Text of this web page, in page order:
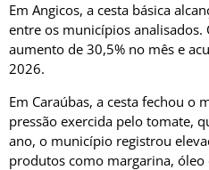
Em Angicos, a cesta básica
entre os municípios analisados.
aumento de 30,5% no mês e
2026.
Em Caraúbas, a cesta fechou o
pressão exercida pelo tomate,
ano, o município registrou
produtos como margarina, óleo